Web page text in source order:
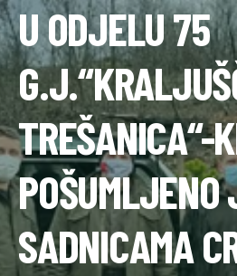
U ODJELU 75
TREŠANICA“-
POŠUMLJENO
SADNICAMA